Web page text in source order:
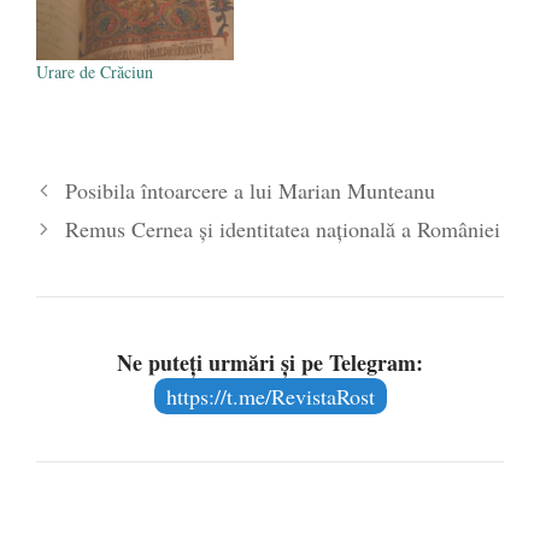
Urare de Crăciun
Posibila întoarcere a lui Marian Munteanu
Remus Cernea și identitatea națională a României
Ne puteți urmări și pe Telegram:
https://t.me/RevistaRost